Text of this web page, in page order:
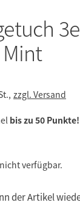
zzgl. Versand
bis zu 50 Punkte!
verfügbar.
der Artikel